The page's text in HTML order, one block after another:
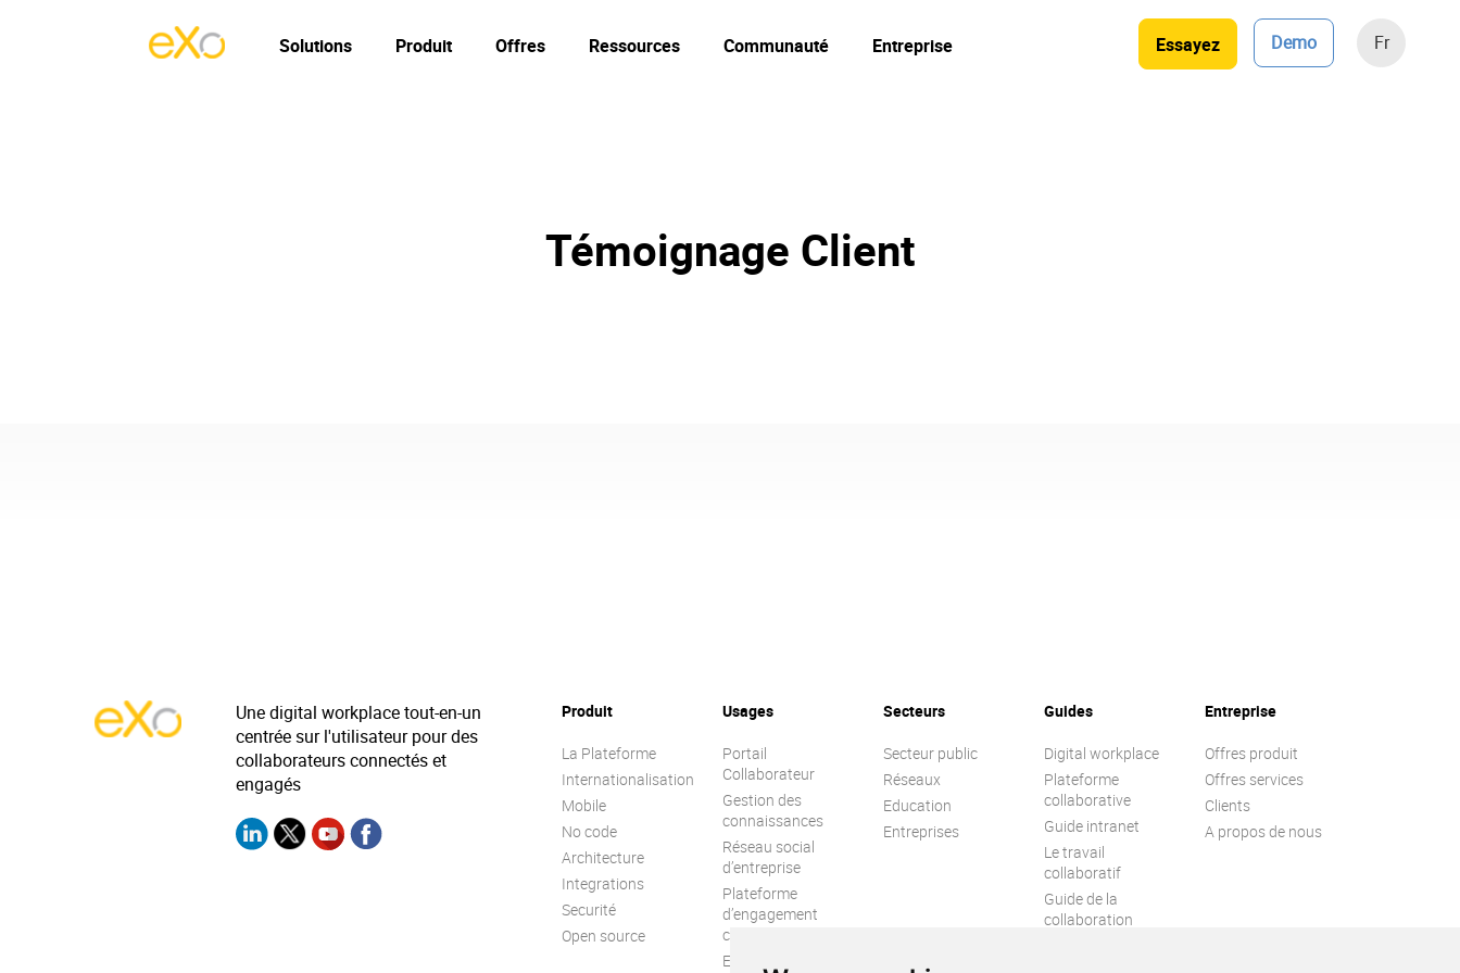
Essayez Demo Fr
Solutions Produit Offres Ressources Communauté Entreprise
Témoignage Client
Une digital workplace tout-en-un
centrée sur l'utilisateur pour des
collaborateurs connectés et
engagés
Produit
La Plateforme
Internationalisation
Mobile
No code
Architecture
Integrations
Securité
Open source
Usages
Portail
Collaborateur
Gestion des
connaissances
Réseau social
d’entreprise
Plateforme
d’engagement
collaborateur
Extranet
Secteurs
Secteur public
Réseaux
Education
Entreprises
Guides
Digital workplace
Plateforme
collaborative
Guide intranet
Le travail
collaboratif
Guide de la
collaboration
Entreprise
Offres produit
Offres services
Clients
A propos de nous